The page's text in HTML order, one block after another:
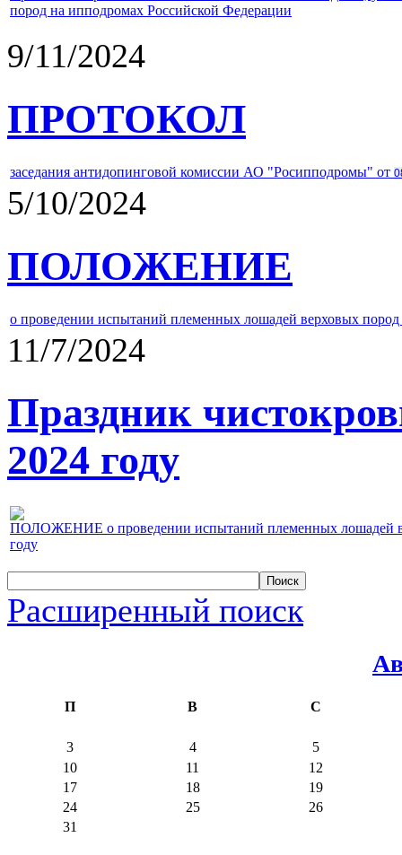
пород на ипподромах Российской Федерации
9/11/2024
ПРОТОКОЛ
заседания антидопинговой комиссии АО "Росипподромы" от
5/10/2024
ПОЛОЖЕНИЕ
о проведении испытаний племенных лошадей верховых
11/7/2024
Праздник
2024 году
ПОЛОЖЕНИЕ о проведении испытаний племенных лошадей
году
Расширенный поиск
П В С
3 4
5
10
11
12
17
18
19
24
25
26
31